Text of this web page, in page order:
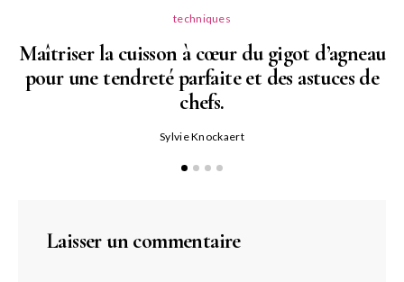
techniques
Maîtriser la cuisson à cœur du gigot d’agneau
pour une tendreté parfaite et des astuces de
chefs.
Sylvie Knockaert
Laisser un commentaire